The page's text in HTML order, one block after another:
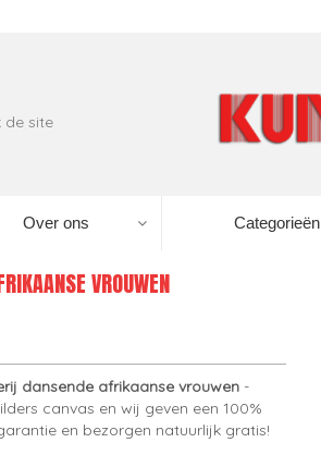
Over ons Categorieën
VROUWEN
dansende afrikaanse vrouwen -
canvas en wij geven een 100%
en bezorgen natuurlijk gratis!